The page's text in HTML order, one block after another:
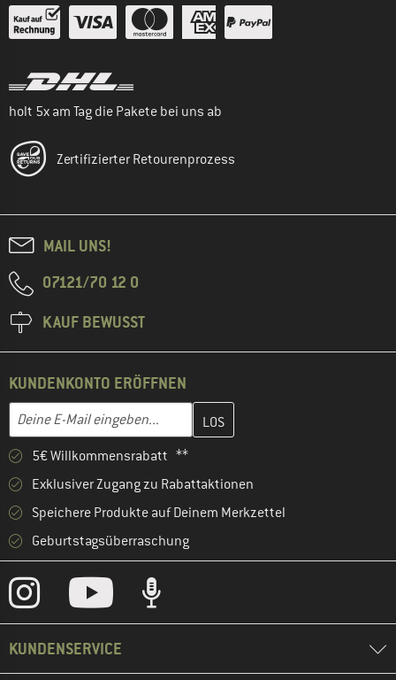
holt 5x am Tag die Pakete bei uns ab
Zertifizierter Retourenprozess
MAIL UNS!
07121/70 12 0
KAUF BEWUSST
KUNDENKONTO ERÖFFNEN
E-Mail-Adresse
Gib hier deine E-Mail-Adresse ein und erstelle im nächsten
5€ Willkommensrabatt **
Exklusiver Zugang zu Rabattaktionen
Speichere Produkte auf Deinem Merkzettel
Geburtstagsüberraschung
KUNDENSERVICE